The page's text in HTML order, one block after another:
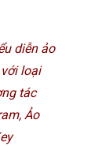
diễn ảo
loại
tác
Ảo